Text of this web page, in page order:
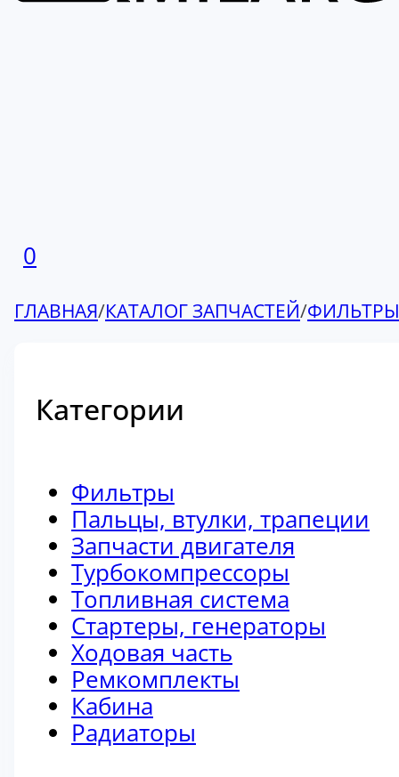
0
ГЛАВНАЯ/КАТАЛОГ ЗАПЧАСТЕЙ/ФИЛЬТРЫ
Категории
Фильтры
Пальцы, втулки, трапеции
Запчасти двигателя
Турбокомпрессоры
Топливная система
Стартеры, генераторы
Ходовая часть
Ремкомплекты
Кабина
Радиаторы